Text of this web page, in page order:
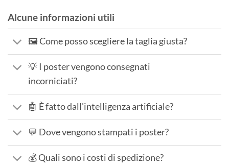
Alcune informazioni utili
🖼️ Come posso scegliere la taglia giusta?
💡 I poster vengono consegnati
incorniciati?
🤖 È fatto dall'intelligenza artificiale?
💬 Dove vengono stampati i poster?
💰 Quali sono i costi di spedizione?